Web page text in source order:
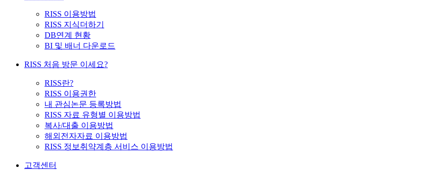
RISS 이용방법
RISS 지식더하기
DB연계 현황
BI 및 배너 다운로드
RISS 처음 방문 이세요?
RISS란?
RISS 이용권한
내 관심논문 등록방법
RISS 자료 유형별 이용방법
복사/대출 이용방법
해외전자자료 이용방법
RISS 정보취약계층 서비스 이용방법
고객센터